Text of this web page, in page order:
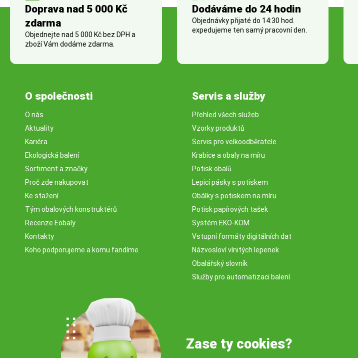
Doprava nad 5 000 Kč
zdarma
Objednejte nad 5 000 Kč bez DPH a
zboží Vám dodáme zdarma.
Dodáváme do 24 hodin
Objednávky přijaté do 14:30 hod.
expedujeme ten samý pracovní den.
O společnosti
O nás
Aktuality
Kariéra
Ekologická balení
Sortiment a značky
Proč zde nakupovat
Ke stažení
Tým obalových konstruktérů
Recenze Eobaly
Kontakty
Koho podporujeme a komu fandíme
Servis a služby
Přehled všech služeb
Vzorky produktů
Servis pro velkoodběratele
Krabice a obaly na míru
Potisk obalů
Lepicí pásky s potiskem
Obálky s potiskem na míru
Potisk papírových tašek
Systém EKO-KOM
Vstupní formáty digitálních dat
Názvosloví vlnitých lepenek
Obalářský slovník
Služby pro automatizaci balení
Zase ty cookies?